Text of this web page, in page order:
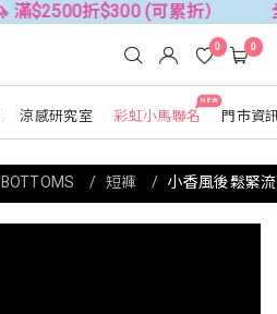
$300 (可累折） 全館3件
涼感研究室
NEW
彩虹小馬聯名 門市資
0 0
短褲 小香風後鬆緊